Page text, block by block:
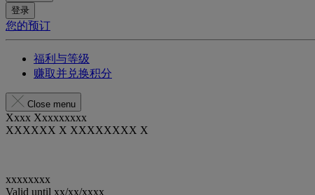
登录
您的预订
福利与等级
赚取并兑换积分
Close menu
Xxxx Xxxxxxxxx
XXXXXX X XXXXXXXX X
xxxxxxxx
Valid until xx/xx/xxxx